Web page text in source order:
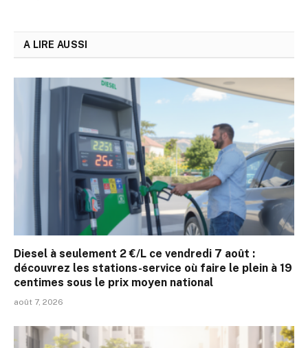
A LIRE AUSSI
Diesel à seulement 2 €/L ce vendredi 7 août :
découvrez les stations-service où faire le plein à 19
centimes sous le prix moyen national
août 7, 2026